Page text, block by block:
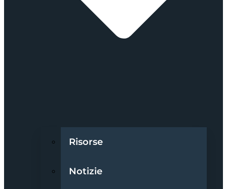
Risorse
Notizie